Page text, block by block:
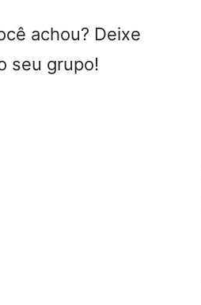
achou? Deixe
seu grupo!